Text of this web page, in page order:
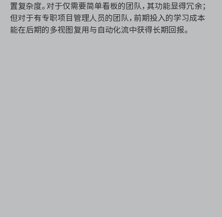
置复杂度。对于仅需要简单看板的团队，其功能显得冗余；
但对于有专职项目管理人员的团队，前期投入的学习成本
能在后期的多视图复用与自动化流中获得长期回报。